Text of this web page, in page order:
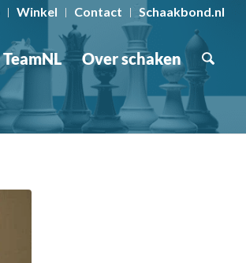
Winkel Contact Schaakbond.nl
TeamNL Over schaken